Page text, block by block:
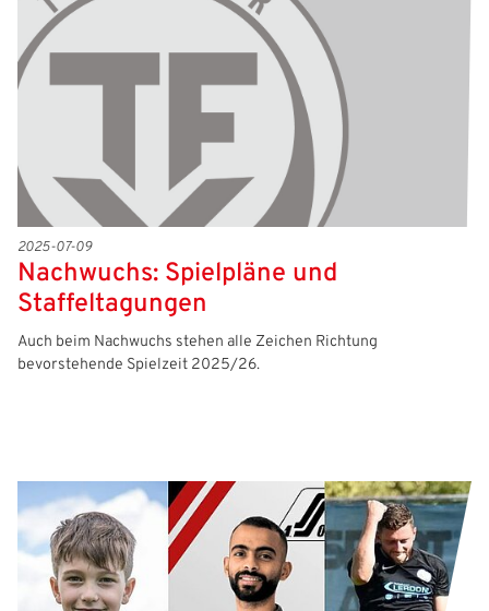
2025-07-09
Nachwuchs: Spielpläne und
Staffeltagungen
Auch beim Nachwuchs stehen alle Zeichen Richtung
bevorstehende Spielzeit 2025/26.